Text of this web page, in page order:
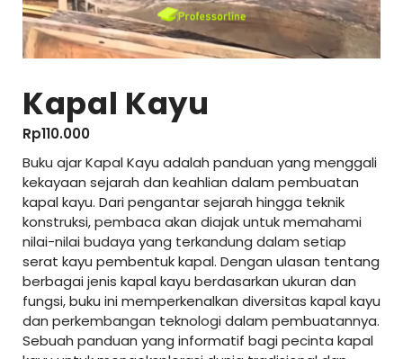
Kapal Kayu
Rp110.000
Buku ajar Kapal Kayu adalah panduan yang menggali
kekayaan sejarah dan keahlian dalam pembuatan
kapal kayu. Dari pengantar sejarah hingga teknik
konstruksi, pembaca akan diajak untuk memahami
nilai-nilai budaya yang terkandung dalam setiap
serat kayu pembentuk kapal. Dengan ulasan tentang
berbagai jenis kapal kayu berdasarkan ukuran dan
fungsi, buku ini memperkenalkan diversitas kapal kayu
dan perkembangan teknologi dalam pembuatannya.
Sebuah panduan yang informatif bagi pecinta kapal